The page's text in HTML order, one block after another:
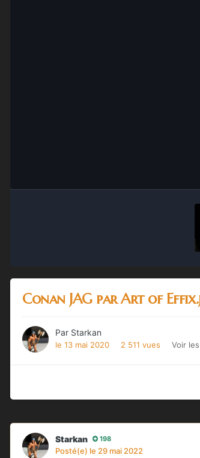
Conan JAG par Art of
Par Starkan
le 13 mai 2020 2 511 vues Voir
Starkan 198
Posté(e) le 29 mai 2022